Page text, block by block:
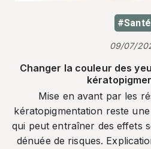
#Santé
09/07/
Changer la couleur des
Mise en avant par les
kératopigmentation reste
qui peut entraîner des effets
dénuée de risques.